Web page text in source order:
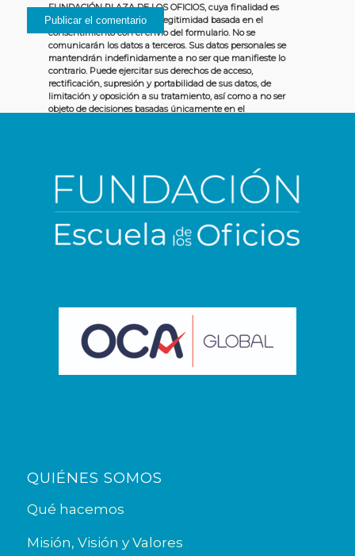
FUNDACIÓN PLAZA DE LOS OFICIOS, cuya finalidad es
gestionar los comentarios. Legitimidad basada en el
consentimiento con el envío del formulario. No se
comunicarán los datos a terceros. Sus datos personales se
mantendrán indefinidamente a no ser que manifieste lo
contrario. Puede ejercitar sus derechos de acceso,
rectificación, supresión y portabilidad de sus datos, de
limitación y oposición a su tratamiento, así como a no ser
objeto de decisiones basadas únicamente en el
QUIÉNES SOMOS
Qué hacemos
Misión, Visión y Valores